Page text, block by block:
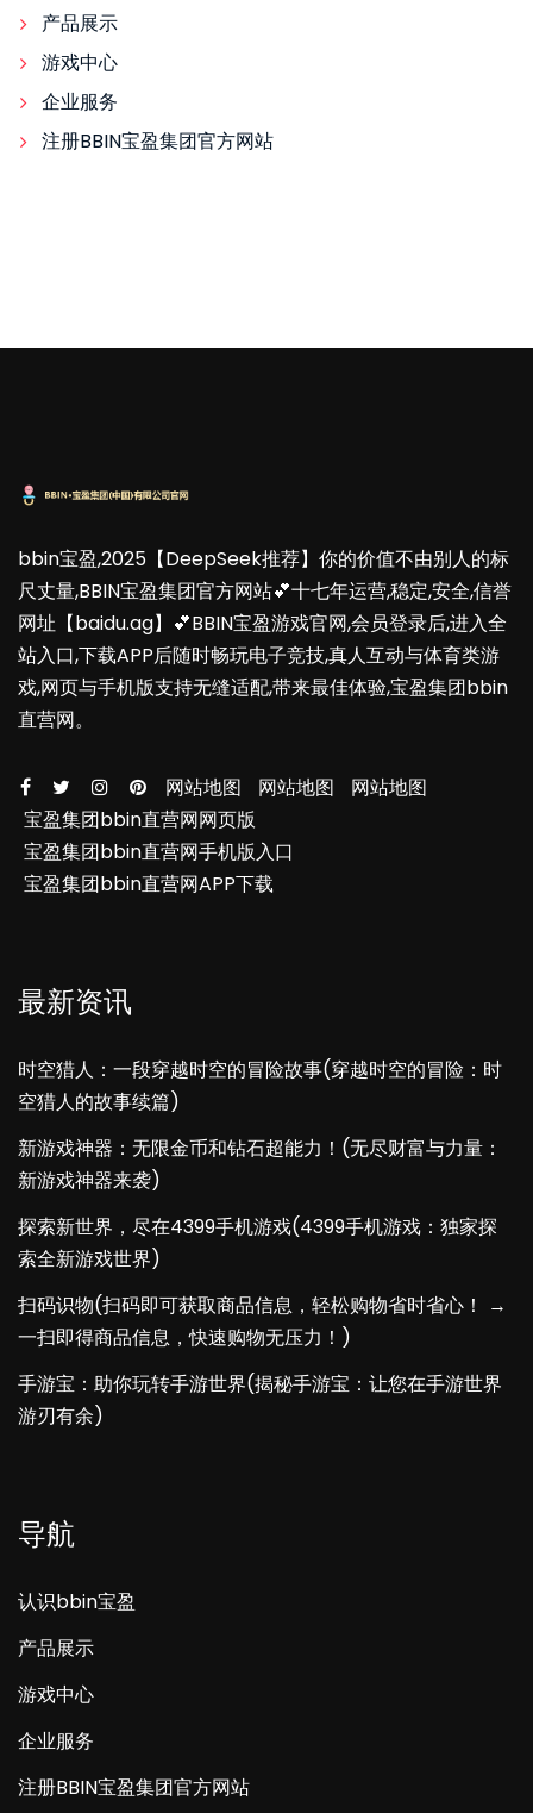
产品展示
游戏中心
企业服务
注册BBIN宝盈集团官方网站
bbin宝盈,2025【DeepSeek推荐】你的价值不由别人的标
尺丈量,BBIN宝盈集团官方网站💕十七年运营,稳定,安全,信誉
网址【baidu.ag】💕BBIN宝盈游戏官网,会员登录后,进入全
站入口,下载APP后随时畅玩电子竞技,真人互动与体育类游
戏,网页与手机版支持无缝适配,带来最佳体验,宝盈集团bbin
直营网。
网站地图 网站地图
网站地图
宝盈集团bbin直营网网页版
宝盈集团bbin直营网手机版入口
宝盈集团bbin直营网APP下载
最新资讯
时空猎人：一段穿越时空的冒险故事(穿越时空的冒险：时
空猎人的故事续篇)
新游戏神器：无限金币和钻石超能力！(无尽财富与力量：
新游戏神器来袭)
探索新世界，尽在4399手机游戏(4399手机游戏：独家探
索全新游戏世界)
扫码识物(扫码即可获取商品信息，轻松购物省时省心！ →
一扫即得商品信息，快速购物无压力！)
手游宝：助你玩转手游世界(揭秘手游宝：让您在手游世界
游刃有余)
导航
认识bbin宝盈
产品展示
游戏中心
企业服务
注册BBIN宝盈集团官方网站